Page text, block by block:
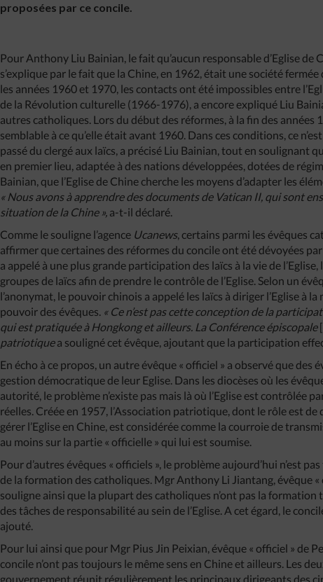
proposées par ce concile.
Pour Anthony Liu Bainian, le fait qu’aucun responsable d’Eglise
s’explique par le fait que la Chine, en 1962, était une société
les années 1960 et 1970, les contacts ont été impossibles entre
de la Révolution culturelle (1966-1976), a encore expliqué Liu
autres catholiques. Lors du début des réformes, à la fin des années
semblable à ce qu’elle était avant 1960. Dans ces conditions, ce
passé du clergé aux laïcs, a précisé Liu Bainian, tout en soulignant
en premier lieu, adaptée à des nations développées, dotées de
Bainian, que l’Eglise de Chine cherche les moyens d’adapter les
« Nous avons à apprendre des documents de Vatican II, qui sont
situation de la Chine », a-t-il déclaré.
Comme le souligne l’agence Ucanews, certains parmi les évêques
affirmer que certaines des réformes du concile ont été dévoyées
a appelé à une plus grande participation des laïcs à la vie de
groupes de laïcs afin de prendre le contrôle de l’Eglise. Selon un
l’anonymat, le pouvoir chinois a appelé les laïcs à diriger l’Eglise à la
pouvoir des évêques. « Ce n’est pas cette conception de la
qui est pratiquée à Hongkong et ailleurs. La Conférence épiscopale
patriotiquea souligné cet évêque, ajoutant que la participation
En écho à ce propos, un autre évêque « officiel » a observé que
gestion démocratique de leur Eglise. Dans les diocèses où les
autorité, le problème n’existe pas mais là où l’Eglise est contrôlée
réelles. Créée en 1957, l’Association patriotique, dont le rôle est
gérer l’Eglise en Chine, est considérée comme la courroie de
au moins sur la partie « officielle » qui lui est soumise.
Pour d’autres évêques « officiels », le problème aujourd’hui n’est
de la formation des catholiques. Mgr Anthony Li Jiantang, évêque
souligne ainsi que la plupart des catholiques n’ont pas la
des tâches de responsabilité au sein de l’Eglise. A cet égard, le
ajouté.
Pour lui ainsi que pour Mgr Pius Jin Peixian, évêque « officiel » de
concile n’ont pas toujours le même sens en Chine et ailleurs. Les
gouvernement réunit régulièrement les principaux dirigeants des